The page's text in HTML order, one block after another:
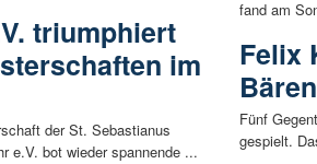
triumphiert
im
der St. Sebastianus
e.V. bot wieder spannende ...
fand am
Felix
Fünf
gespielt.